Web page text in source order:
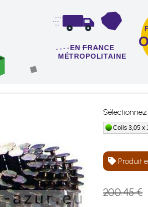
EN FRANCE
MÉTROPOLITAINE
de 4 sachets ou boîtes d'agrafes ou
Coils 3,05 x
Produit
200.45 €